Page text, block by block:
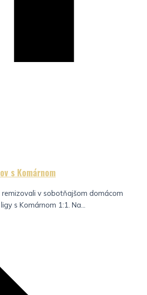
s Komárnom
v sobotňajšom domácom
s Komárnom 1:1. Na...